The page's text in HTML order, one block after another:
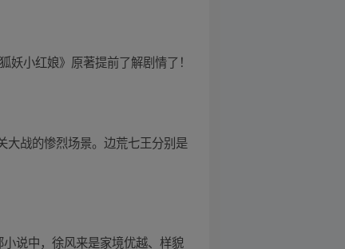
小红娘》原著提前了解剧情了！
大战的惨烈场景。边荒七王分别是
说中，徐风来是家境优越、样貌